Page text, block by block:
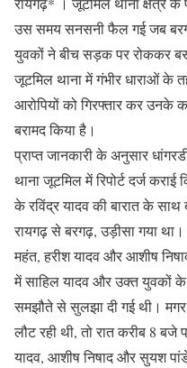
उस समय सनसनी फैल गई जब
युवकों ने बीच सड़क पर रोककर
जूटमिल थाना में गंभीर धाराओं के
आरोपियों को गिरफ्तार कर उनके
बरामद किया है।
प्राप्त जानकारी के अनुसार
थाना जूटमिल में रिपोर्ट दर्ज
के रविंद्र यादव की बारात के
रायगढ़ से बरगढ़, उड़ीसा गया था।
महंत, हरीश यादव और आशीष
में साहिल यादव और उक्त युवकों
समझौते से सुलझा दी गई थी। मगर
लौट रही थी, तो रात करीब 8 बजे
यादव, आशीष निषाद और सुयश